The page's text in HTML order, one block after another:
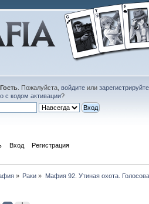
Гость. Пожалуйста, войдитеили
с кодом активации?
Вход Регистрация
» Раки » Мафия 92. Утиная охота.